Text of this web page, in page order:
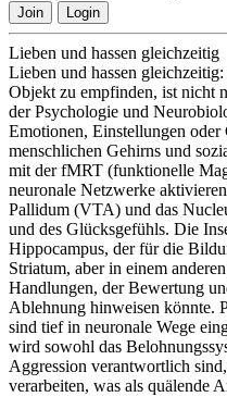
Join Login
Lieben und hassen gleichzeitig
Lieben und hassen
Objekt zu empfinden, ist nicht
der Psychologie und
Emotionen, Einstellungen
menschlichen Gehirns und
mit der fMRT (funktionelle
neuronale Netzwerke
Pallidum (VTA) und das
und des Glücksgefühls. Die
Hippocampus, der für die
Striatum, aber in einem
Handlungen, der Bewertung
Ablehnung hinweisen könnte.
sind tief in neuronale Wege
wird sowohl das
Aggression verantwortlich
verarbeiten, was als quälende